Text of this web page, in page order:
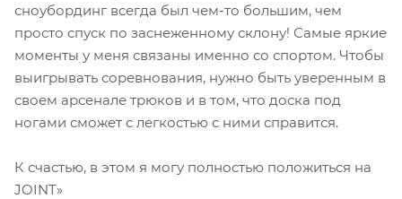
сноубординг всегда был чем-то большим, чем
просто спуск по заснеженному склону! Самые яркие
моменты у меня связаны именно со спортом. Чтобы
выигрывать соревнования, нужно быть уверенным в
своем арсенале трюков и в том, что доска под
ногами сможет с легкостью с ними справится.
К счастью, в этом я могу полностью положиться на
JOINT»